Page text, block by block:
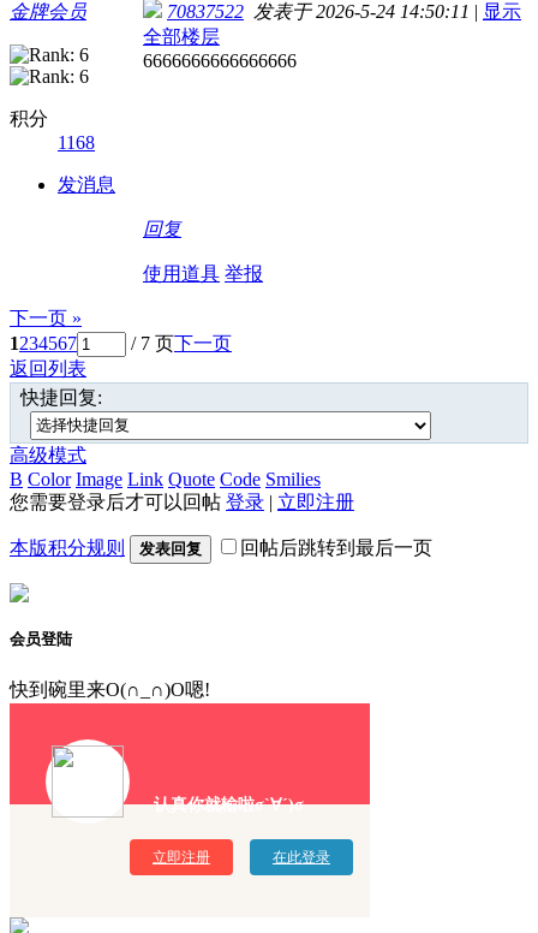
金牌会员
积分
1168
发消息
70837522 发表于 2026-5-24 14:50:11 | 显示
全部楼层
6666666666666666
回复
使用道具 举报
下一页 »
1234567 / 7 页下一页
返回列表
快捷回复:
高级模式
B Color Image Link Quote Code Smilies
您需要登录后才可以回帖 登录 | 立即注册
本版积分规则 发表回复 回帖后跳转到最后一页
会员登陆
快到碗里来O(∩_∩)O嗯!
认真你就输啦σ`∀´)σ
立即注册 在此登录